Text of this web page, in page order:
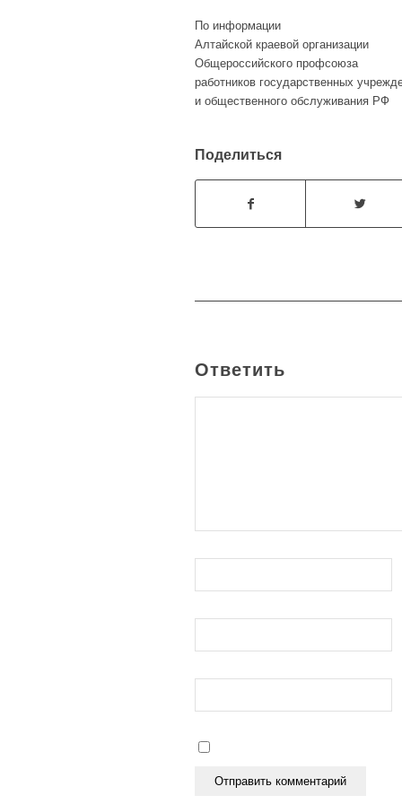
По информации
Алтайской краевой организации
Общероссийского профсоюза
работников государственных
и общественного обслуживания РФ
Поделиться
Ответить